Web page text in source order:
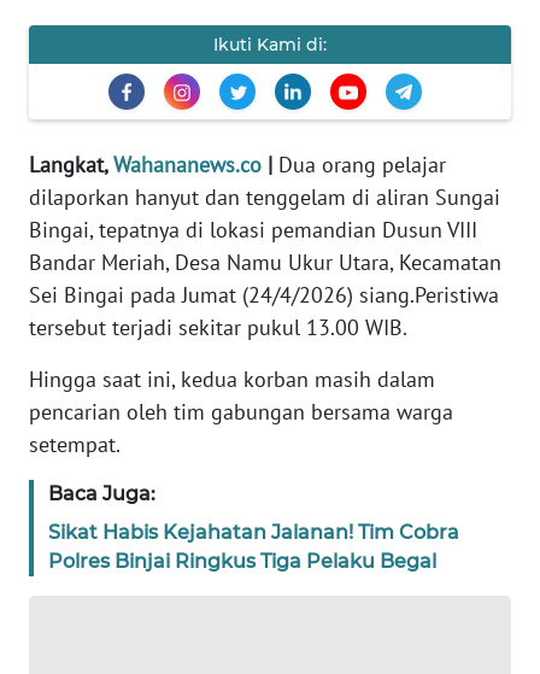
Ikuti Kami di:
Langkat,Wahananews.co | Dua orang pelajar
dilaporkan hanyut dan tenggelam di aliran Sungai
Bingai, tepatnya di lokasi pemandian Dusun VIII
Bandar Meriah, Desa Namu Ukur Utara, Kecamatan
Sei Bingai pada Jumat (24/4/2026) siang.Peristiwa
tersebut terjadi sekitar pukul 13.00 WIB.
Hingga saat ini, kedua korban masih dalam
pencarian oleh tim gabungan bersama warga
setempat.
Baca Juga:
Sikat Habis Kejahatan Jalanan! Tim Cobra
Polres Binjai Ringkus Tiga Pelaku Begal
News
SUMUT
WN
JAKARTA
WN
WN
BANTEN
WN
NTT
WN